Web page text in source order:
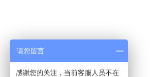
请您留言
感谢您的关注，当前客服人员不在